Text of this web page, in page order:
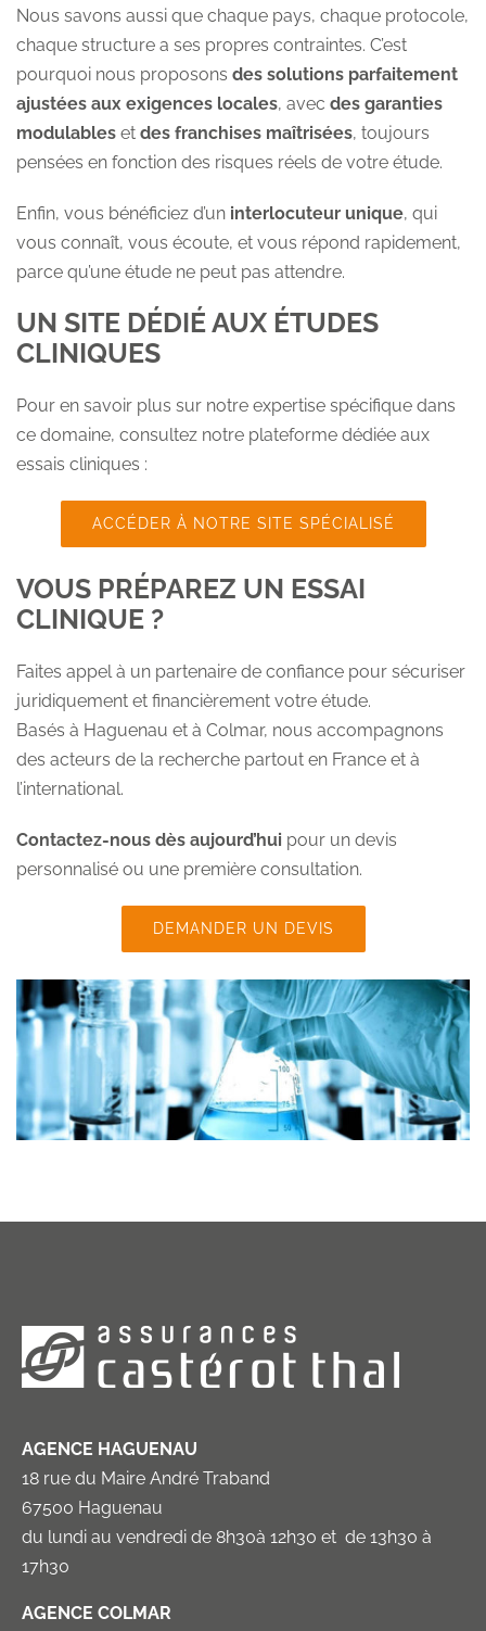
Nous savons aussi que chaque pays, chaque protocole,
chaque structure a ses propres contraintes. C’est
pourquoi nous proposons des solutions parfaitement
ajustées aux exigences locales, avec des garanties
modulableset des franchises maîtrisées, toujours
pensées en fonction des risques réels de votre étude.
Enfin, vous bénéficiez d’un interlocuteur unique, qui
vous connaît, vous écoute, et vous répond rapidement,
parce qu’une étude ne peut pas attendre.
UN SITE DÉDIÉ AUX ÉTUDES
CLINIQUES
Pour en savoir plus sur notre expertise spécifique dans
ce domaine, consultez notre plateforme dédiée aux
essais cliniques :
ACCÉDER À NOTRE SITE SPÉCIALISÉ
VOUS PRÉPAREZ UN ESSAI
CLINIQUE ?
Faites appel à un partenaire de confiance pour sécuriser
juridiquement et financièrement votre étude.
Basés à Haguenau et à Colmar, nous accompagnons
des acteurs de la recherche partout en France et à
l’international.
Contactez-nous dès aujourd’hui pour un devis
personnalisé ou une première consultation.
DEMANDER UN DEVIS
AGENCE HAGUENAU
18 rue du Maire André Traband
67500 Haguenau
du lundi au vendredi de 8h30à 12h30 et de 13h30 à
17h30
AGENCE COLMAR